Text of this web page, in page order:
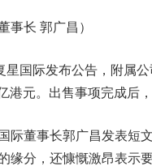
长 郭广昌）
际发布公告，附属公
港元。出售事项完成后
董事长郭广昌发表短文
缘分，还慷慨激昂表示